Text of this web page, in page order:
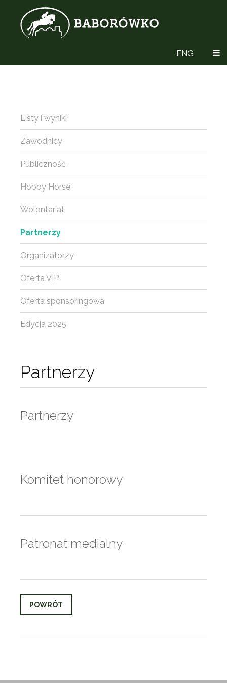
ENG
Partnerzy
Partnerzy
Komitet honorowy
Patronat medialny
POWRÓT
Listy i wyniki
Zawodnicy
Publiczność
Hobby Horse
Wolontariat
Partnerzy
Organizatorzy
Oferta VIP
Oferta sponsoringowa
Edycja 2025